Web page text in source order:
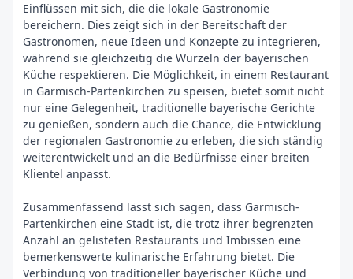
Einflüssen mit sich, die die lokale Gastronomie
bereichern. Dies zeigt sich in der Bereitschaft der
Gastronomen, neue Ideen und Konzepte zu integrieren,
während sie gleichzeitig die Wurzeln der bayerischen
Küche respektieren. Die Möglichkeit, in einem Restaurant
in Garmisch-Partenkirchen zu speisen, bietet somit nicht
nur eine Gelegenheit, traditionelle bayerische Gerichte
zu genießen, sondern auch die Chance, die Entwicklung
der regionalen Gastronomie zu erleben, die sich ständig
weiterentwickelt und an die Bedürfnisse einer breiten
Klientel anpasst.
Zusammenfassend lässt sich sagen, dass Garmisch-
Partenkirchen eine Stadt ist, die trotz ihrer begrenzten
Anzahl an gelisteten Restaurants und Imbissen eine
bemerkenswerte kulinarische Erfahrung bietet. Die
Verbindung von traditioneller bayerischer Küche und